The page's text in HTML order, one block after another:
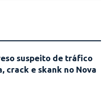
suspeito de tráfico
crack e skank no Nova